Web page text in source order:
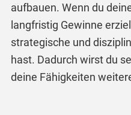
aufbauen. Wenn du
langfristig Gewinne
strategische und
hast. Dadurch wirst du
deine Fähigkeiten